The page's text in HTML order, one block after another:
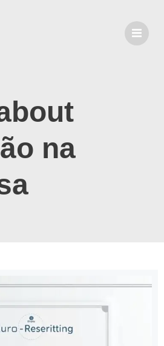
na